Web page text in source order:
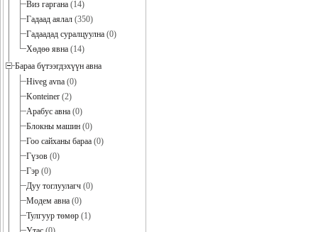
Виз гаргана (14)
Гадаад аялал (350)
Гадаадад суралцуулна (0)
Хөдөө явна (14)
Бараа бүтээгдэхүүн авна
Hiveg avna (0)
Konteiner (2)
Арабус авна (0)
Блокны машин (0)
Гоо сайханы бараа (0)
Гүзов (0)
Гэр (0)
Дуу тоглуулагч (0)
Модем авна (0)
Тулгуур төмөр (1)